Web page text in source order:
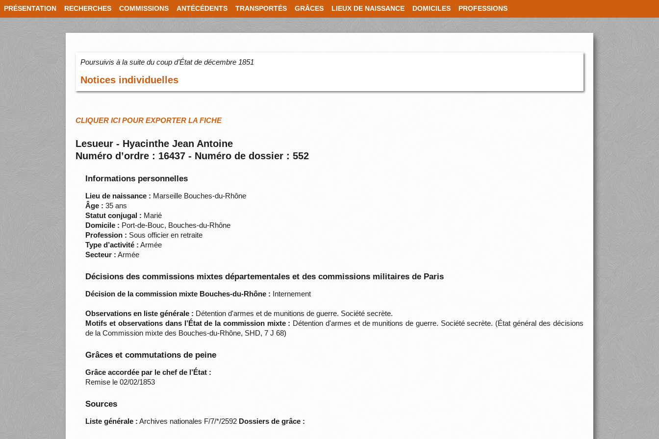
PRÉSENTATION RECHERCHES COMMISSIONS ANTÉCÉDENTS TRANSPORTÉS GRÂCES LIEUX DE NAISSANCE DOMICILES PROFESSIONS
Poursuivis à la suite du coup d’État de décembre 1851
Notices individuelles
CLIQUER ICI POUR EXPORTER LA FICHE
Lesueur - Hyacinthe Jean Antoine
Numéro d’ordre : 16437 - Numéro de dossier : 552
Informations personnelles
Lieu de naissance : Marseille Bouches-du-Rhône
Âge : 35 ans
Statut conjugal : Marié
Domicile : Port-de-Bouc, Bouches-du-Rhône
Profession : Sous officier en retraite
Type d’activité : Armée
Secteur : Armée
Décisions des commissions mixtes départementales et des commissions militaires de Paris
Décision de la commission mixte Bouches-du-Rhône : Internement
Observations en liste générale : Détention d'armes et de munitions de guerre. Société secrète.
Motifs et observations dans l’État de la commission mixte : Détention d'armes et de munitions de guerre. Société secrète. (État général des décisions
de la Commission mixte des Bouches-du-Rhône, SHD, 7 J 68)
Grâces et commutations de peine
Grâce accordée par le chef de l’État :
Remise le 02/02/1853
Sources
Liste générale : Archives nationales F/7/*/2592 Dossiers de grâce :